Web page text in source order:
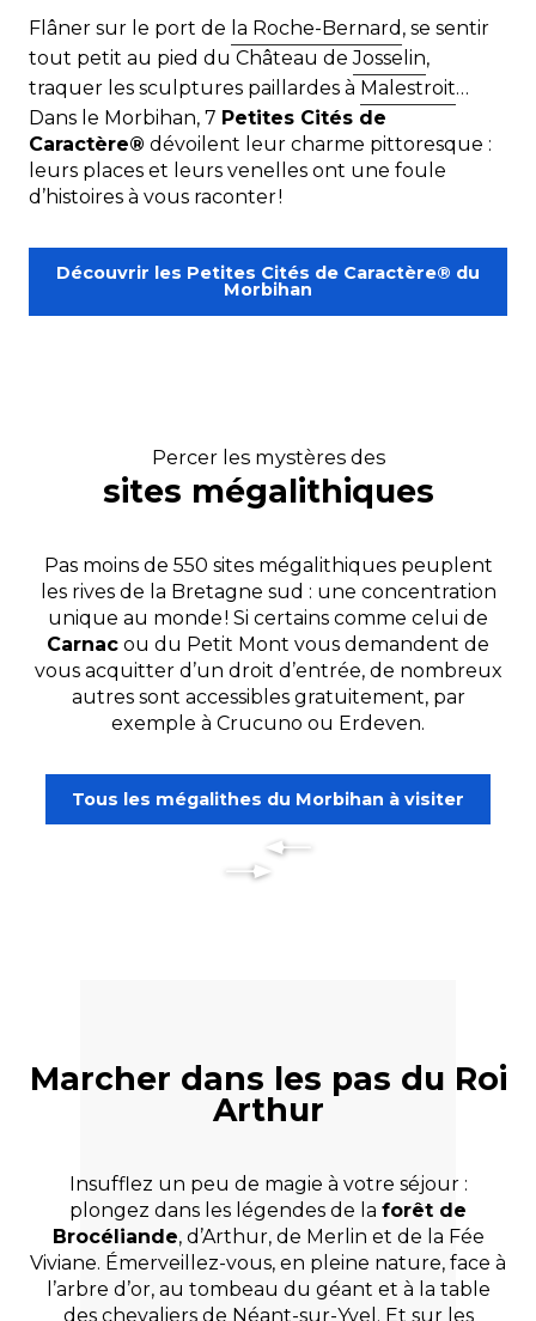
Flâner sur le port de la Roche-Bernard , se sentir
tout petit au pied du Château deJosselin,
traquer les sculptures paillardes à Malestroit…
Dans le Morbihan, 7 Petites Cités de
Caractère® dévoilent leur charme pittoresque :
leurs places et leurs venelles ont une foule
d’histoires à vous raconter !
Découvrir les Petites Cités de Caractère® du
Morbihan
Percer les mystères des
sites mégalithiques
Pas moins de 550 sites mégalithiques peuplent
les rives de la Bretagne sud : une concentration
unique au monde ! Si certains comme celui de
Carnac ou du Petit Mont vous demandent de
vous acquitter d’un droit d’entrée, de nombreux
autres sont accessibles gratuitement, par
exemple à Crucuno ou Erdeven.
Tous les mégalithes du Morbihan à visiter
Marcher dans les pas du Roi
Arthur
Insufflez un peu de magie à votre séjour :
plongez dans les légendes de la forêt de
Brocéliande, d’Arthur, de Merlin et de la Fée
Viviane. Émerveillez-vous, en pleine nature, face à
l’arbre d’or, au tombeau du géant et à la table
des chevaliers de Néant-sur-Yvel. Et sur les